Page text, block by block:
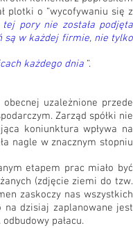
plotki o “wycofywaniu się z
tej pory nie została podjęta
są w każdej firmie, nie tylko
każdego dnia “.
uzależnione przede
Zarząd spółki nie
koniunktura wpływa na
nagle w znacznym stopniu
etapem prac miało być
(zdjęcie ziemi do tzw.
zaskoczy nas wszystkich
na dzisiaj zaplanowane jest
pałacu.